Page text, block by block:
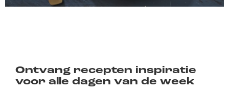
Ontvang recepten inspiratie
voor alle dagen van de week